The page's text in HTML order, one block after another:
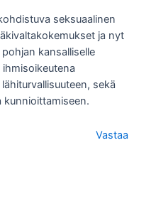
seksuaalinen
ja nyt
kansalliselle
sekä
kunnioittamiseen.
Vastaa